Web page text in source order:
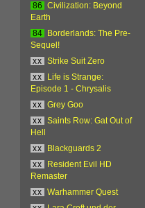
86
Civilization: Beyond
Earth
84
Borderlands: The Pre-
Sequel!
xx
Strike Suit Zero
xx
Life is Strange:
Episode 1 - Chrysalis
xx
Grey Goo
xx
Saints Row: Gat Out of
Hell
xx
Blackguards 2
xx
Resident Evil HD
Remaster
xx
Warhammer Quest